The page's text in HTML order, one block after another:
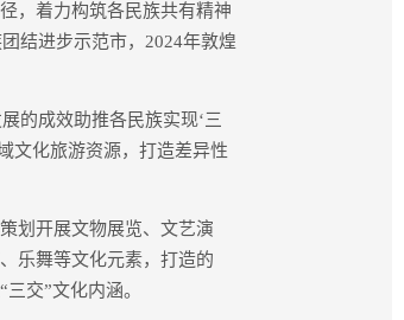
，着力构筑各民族共有精神
结进步示范市，2024年敦煌
的成效助推各民族实现‘三
文化旅游资源，打造差异性
划开展文物展览、文艺演
乐舞等文化元素，打造的
交”文化内涵。